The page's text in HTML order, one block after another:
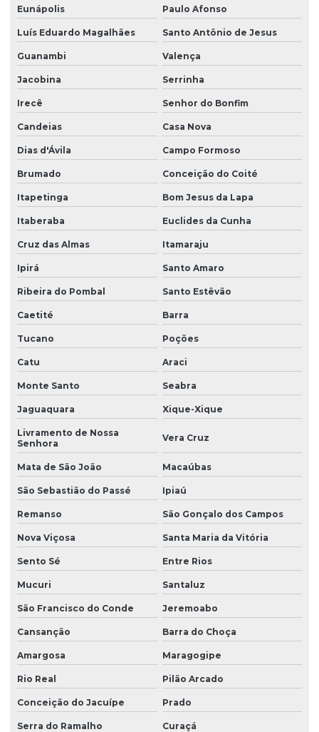
Empresa de estudos meio ambiente
Empresa de georreferenciamento
Empresa de inventário florestal em vitória da conquista
Empresa de licenciamento ambiental
Empresa licenciamento ambiental bahia
Empresa de monitoramento ambiental
Empresa de monitoramento ambiental na bahia
Empresa de monitoramento ambiental após licença
Empresa de outorga
Empresa de outorga na bahia
Empresa de outorga em vitória da conquista
Empresa que faz acompanhamento de condicionantes ambientais
Empresa que faz acompanhamento técnico de licenças
ambientais
Empresa que faz consultoria em educação ambiental
Empresa que faz monitoramento ambiental após licença
Empresa de recuperação de áreas degradadas
Empresa de recuperação de áreas degradadas na bahia
Empresas de consultoria em meio ambiente
Empresas de georreferenciamento de imóveis rurais
Empresas de inventário florestal
Empresas de mapeamento ambiental
Estudo ambiental prad
Estudo ambiental simplificado
Eunápolis Paulo Afonso
Luís Eduardo Magalhães Santo Antônio de Jesus
Guanambi Valença
Jacobina Serrinha
Irecê Senhor do Bonfim
Candeias Casa Nova
Dias d'Ávila Campo Formoso
Brumado Conceição do Coité
Itapetinga Bom Jesus da Lapa
Itaberaba Euclides da Cunha
Cruz das Almas Itamaraju
Ipirá Santo Amaro
Ribeira do Pombal Santo Estêvão
Caetité Barra
Tucano Poções
Catu Araci
Monte Santo Seabra
Jaguaquara Xique-Xique
Livramento de Nossa
Senhora
Vera Cruz
Mata de São João Macaúbas
São Sebastião do Passé Ipiaú
Remanso São Gonçalo dos Campos
Nova Viçosa Santa Maria da Vitória
Sento Sé Entre Rios
Mucuri Santaluz
São Francisco do Conde Jeremoabo
Cansanção Barra do Choça
Amargosa Maragogipe
Rio Real Pilão Arcado
Conceição do Jacuípe Prado
Serra do Ramalho Curaçá